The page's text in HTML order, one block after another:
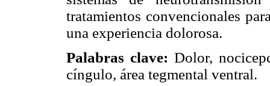
tratamientos convencionales
una experiencia dolorosa.
Palabras clave: Dolor,
cíngulo, área tegmental ventral.